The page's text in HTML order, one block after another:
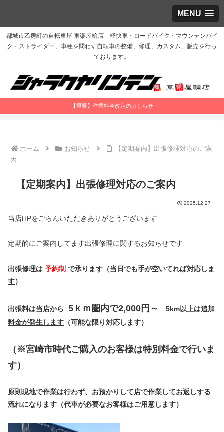
MENU
都城市乙房町の自転車屋 車楽屋輪店 軽快車・ロードバイク・マウンテンバイ
ク・ストライダー、車種を問わず自転車の整備、修理、カスタム、販売を行っ
ております。
【重要】作業料金改定のおしらせ
ホーム お知らせ
【定期案内】出張修理対応のご案
内
【定期案内】出張修理対応のご案内
2025.12.27
当店HPをごらんいただきありがとうございます
定期的にご案内してます出張修理に関するお知らせです
出張修理は 予約制 で承ります（当日でも手が空いてれば対応しま
す）
出張料は当店から 5ｋｍ圏内で2,000円～
5km以上は追加
料金が発生します （可能な限り対応します）
（※宮崎市時代ご購入のお客様は特別料金で行いま
す）
原則現地で作業は行わず、お預かりして店で作業してお返しする
流れになります（代車が必要なお客様はご用意します）